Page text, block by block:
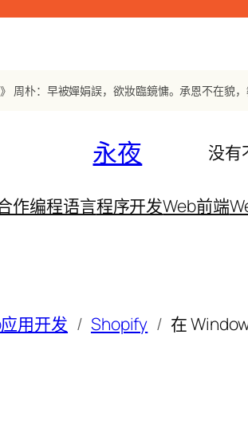
永夜 没有
作编程语言程序开发Web前端
用开发 Shopify 在